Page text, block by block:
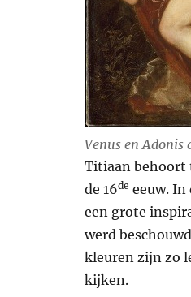
Venus en Adonis
Titiaan behoort
de 16de eeuw. In
een grote
werd
kleuren zijn zo
kijken.